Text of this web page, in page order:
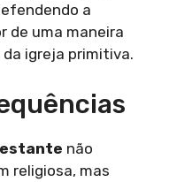
a
de uma maneira
igreja primitiva.
não
religiosa, mas